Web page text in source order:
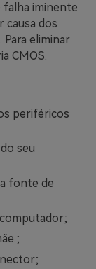
falha iminente
causa dos
Para eliminar
CMOS.
periféricos
seu
fonte de